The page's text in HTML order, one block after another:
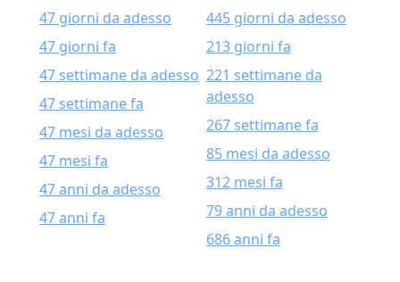
47 giorni da adesso
47 giorni fa
47 settimane da adesso
47 settimane fa
47 mesi da adesso
47 mesi fa
47 anni da adesso
47 anni fa
445 giorni da adesso
213 giorni fa
221 settimane da
adesso
267 settimane fa
85 mesi da adesso
312 mesi fa
79 anni da adesso
686 anni fa